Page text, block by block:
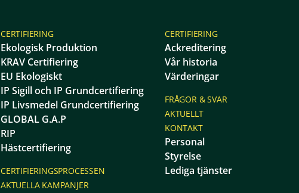
CERTIFIERING
Ekologisk Produktion
KRAV Certifiering
EU Ekologiskt
IP Sigill och IP Grundcertifiering
IP Livsmedel Grundcertifiering
GLOBAL G.A.P
RIP
Hästcertifiering
CERTIFIERINGSPROCESSEN
AKTUELLA KAMPANJER
CERTIFIERING
Ackreditering
Vår historia
Värderingar
FRÅGOR & SVAR
AKTUELLT
KONTAKT
Personal
Styrelse
Lediga tjänster